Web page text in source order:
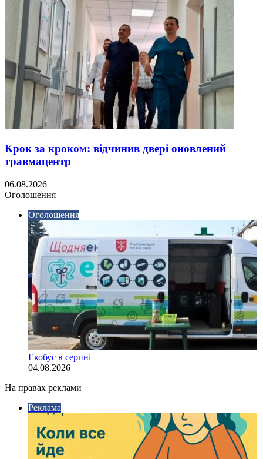
Крок за кроком: відчинив двері оновлений
травмацентр
06.08.2026
Оголошення
Оголошення
Екобус в серпні
04.08.2026
На правах реклами
Реклама